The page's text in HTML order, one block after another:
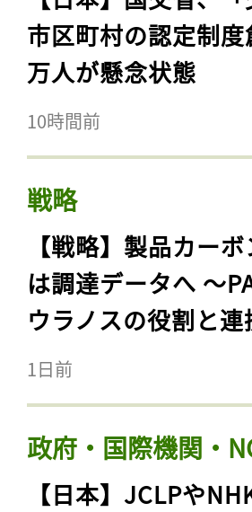
市区町村の認定制
万人が懸念状態
10時間前
戦略
【戦略】製品カー
は調達データへ 〜
ウラノスの役割と連
1日前
政府・国際機関・
【日本】JCLPや